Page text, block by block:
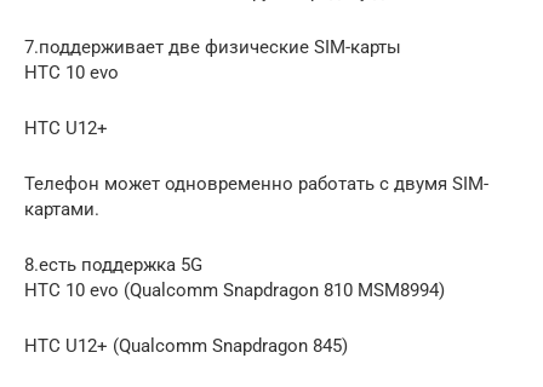
7.поддерживает две физические SIM-карты
HTC 10 evo
HTC U12+
Телефон может одновременно работать с двумя SIM-
картами.
8.есть поддержка 5G
HTC 10 evo (Qualcomm Snapdragon 810 MSM8994)
HTC U12+ (Qualcomm Snapdragon 845)